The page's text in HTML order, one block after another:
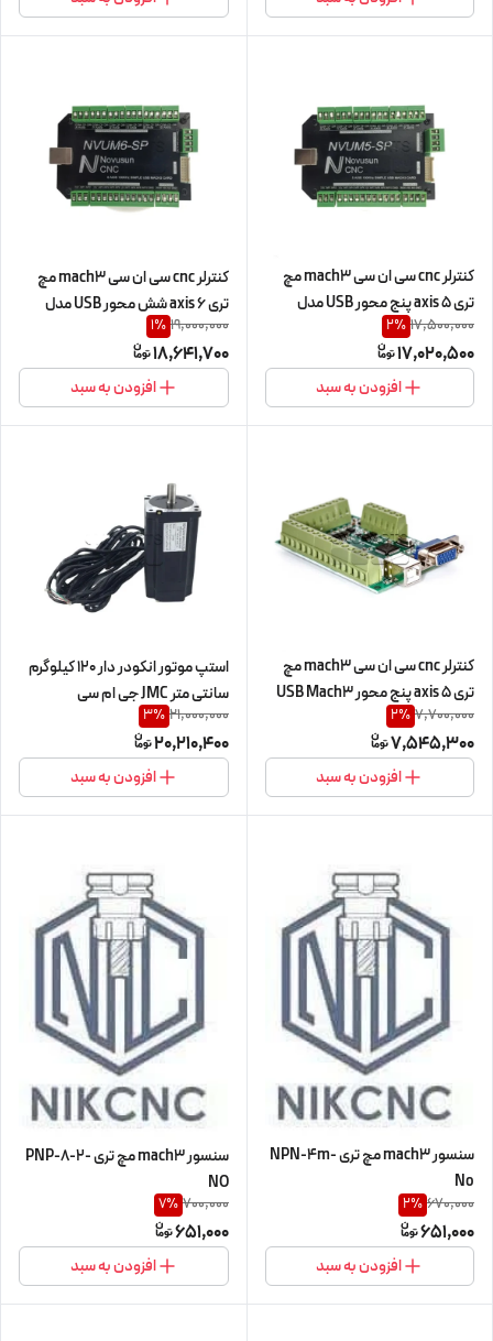
کنترلر cnc سی ان سی mach3 مچ
تری 5 axis پنج محور USB مدل
NVUM 5-SP
17,500,000
2%
17,020,500
افزودن به سبد
کنترلر cnc سی ان سی mach3 مچ
تری 6 axis شش محور USB مدل
NVUM 6-SP
19,000,000
1%
18,641,700
افزودن به سبد
کنترلر cnc سی ان سی mach3 مچ
تری 5 axis پنج محور USB Mach3
100Khz same manufacturer
with NVUM5-SP
7,700,000
2%
7,545,300
افزودن به سبد
استپ موتور انکودر دار 120 کیلوگرم
سانتی متر JMC جی ام سی
دو فاز 2ph (اورجینال وارداتی)
21,000,000
3%
20,210,400
افزودن به سبد
سنسور mach3 مچ تری NPN-4m-
No
670,000
2%
651,000
افزودن به سبد
سنسور mach3 مچ تری PNP-8-2-
NO
700,000
7%
651,000
افزودن به سبد